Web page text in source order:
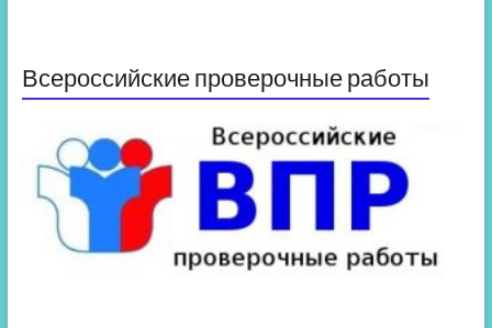
Всероссийские проверочные работы